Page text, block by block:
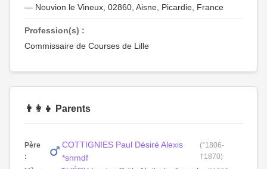
— Nouvion le Vineux, 02860, Aisne, Picardie, France
Profession(s) :
Commissaire de Courses de Lille
👨‍👩‍👧 Parents
Père
:
COTTIGNIES Paul Désiré Alexis
*snmdf
(°1806-
†1870)